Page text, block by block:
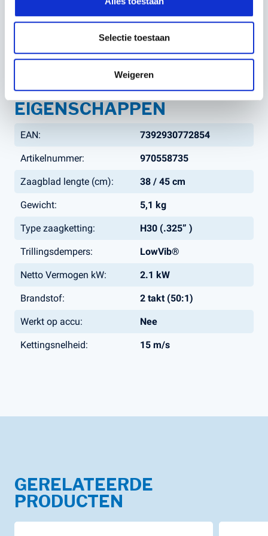
Selectie toestaan
Weigeren
langs bij ons filiaal, Kerstens Voeten in Roosendaal.
EIGENSCHAPPEN
EAN: 7392930772854
Artikelnummer: 970558735
Zaagblad lengte (cm): 38 / 45 cm
Gewicht: 5,1 kg
Type zaagketting: H30 (.325” )
Trillingsdempers: LowVib®
Netto Vermogen kW: 2.1 kW
Brandstof: 2 takt (50:1)
Werkt op accu: Nee
Kettingsnelheid: 15 m/s
GERELATEERDE
PRODUCTEN